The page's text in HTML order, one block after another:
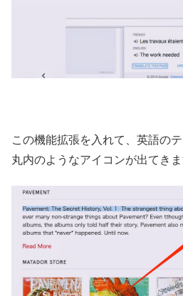
この機能拡張を入れて、英語の
丸内のようなアイコンが出てきま